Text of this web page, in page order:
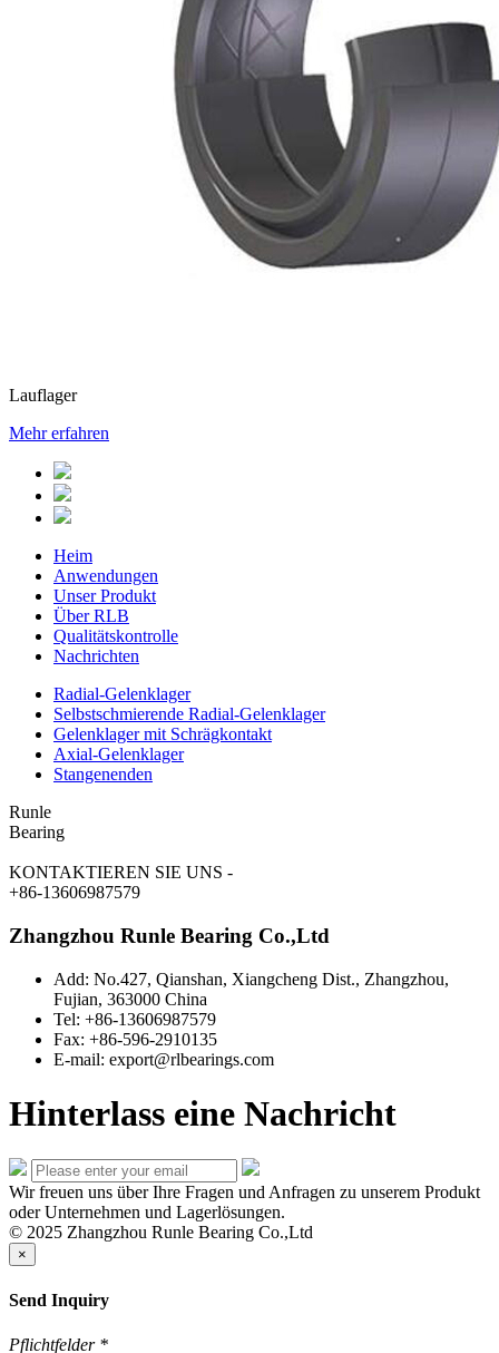
Lauflager
Mehr erfahren
Heim
Anwendungen
Unser Produkt
Über RLB
Qualitätskontrolle
Nachrichten
Radial-Gelenklager
Selbstschmierende Radial-Gelenklager
Gelenklager mit Schrägkontakt
Axial-Gelenklager
Stangenenden
Runle
Bearing
KONTAKTIEREN SIE UNS -
+86-13606987579
Zhangzhou Runle Bearing Co.,Ltd
Add: No.427, Qianshan, Xiangcheng Dist., Zhangzhou,
Fujian, 363000 China
Tel: +86-13606987579
Fax: +86-596-2910135
E-mail: export@rlbearings.com
Hinterlass eine Nachricht
Wir freuen uns über Ihre Fragen und Anfragen zu unserem Produkt
oder Unternehmen und Lagerlösungen.
© 2025 Zhangzhou Runle Bearing Co.,Ltd
×
Send Inquiry
Pflichtfelder*